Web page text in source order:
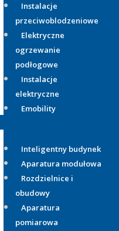
Instalacje
przeciwoblodzeniowe
Elektryczne
ogrzewanie
podłogowe
Instalacje
elektryczne
Emobility
Inteligentny budynek
Aparatura modułowa
Rozdzielnice i
obudowy
Aparatura
pomiarowa